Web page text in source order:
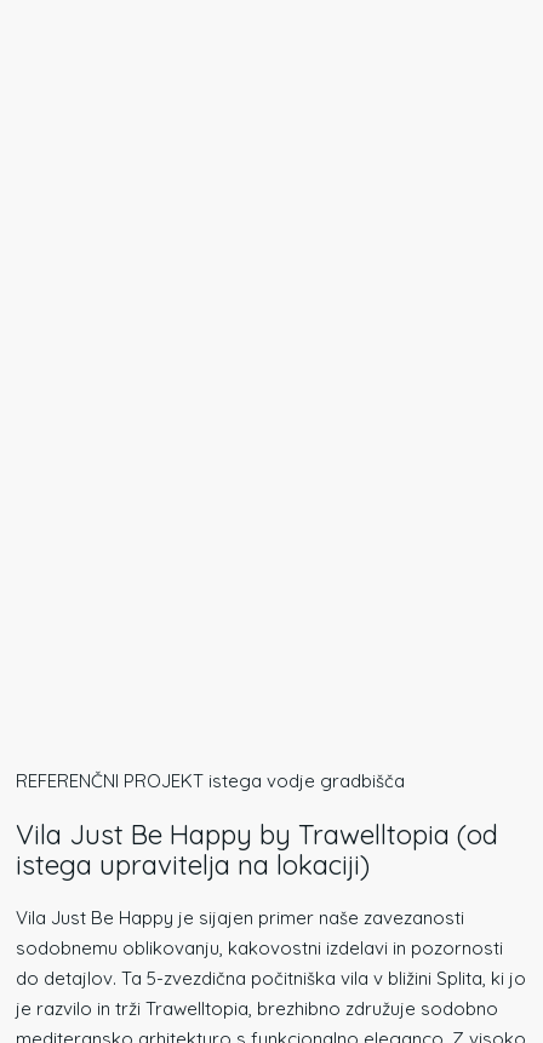
REFERENČNI PROJEKT istega vodje gradbišča
Vila Just Be Happy by Trawelltopia (od
istega upravitelja na lokaciji)
Vila Just Be Happy je sijajen primer naše zavezanosti
sodobnemu oblikovanju, kakovostni izdelavi in pozornosti
do detajlov. Ta 5-zvezdična počitniška vila v bližini Splita, ki jo
je razvilo in trži Trawelltopia, brezhibno združuje sodobno
mediteransko arhitekturo s funkcionalno eleganco. Z visoko